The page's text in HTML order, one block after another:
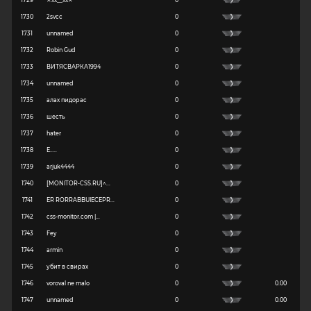
1730 2svcc 0
1731 unnamed 0
1732 Robin Gud 0
1733 ВИТЯСВАРКА1994 0
1734 unnamed 0
1735 алах пидорас 0
1736 шесть 0
1737 hater 0
1738 E..... 0
1739 arjuk4444 0
1740 [MONITOR-CSS.RU]^... 0
1741 ER RORRABBUIECEPR... 0
1742 css-monitor.com |... 0
1743 Fey 0
1744 armin 0
1745 убит в свирах 0
1746 voroval ne malo 0 0.00
1747 unnamed 0 0.00